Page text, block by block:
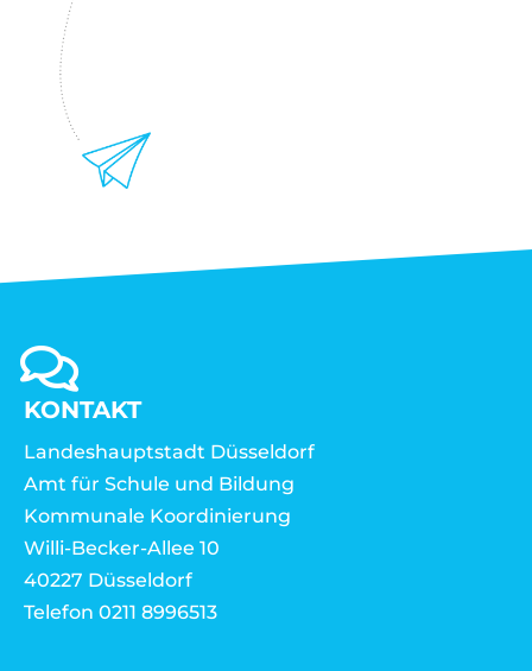
KONTAKT
Landeshauptstadt Düsseldorf
Amt für Schule und Bildung
Kommunale Koordinierung
Willi-Becker-Allee 10
40227 Düsseldorf
Telefon 0211 8996513